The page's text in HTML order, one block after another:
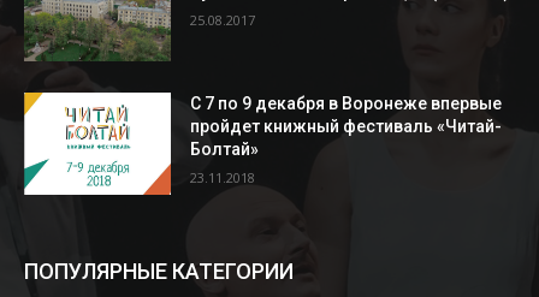
25.08.2017
С 7 по 9 декабря в Воронеже впервые
пройдет книжный фестиваль «Читай-
Болтай»
23.11.2018
ПОПУЛЯРНЫЕ КАТЕГОРИИ